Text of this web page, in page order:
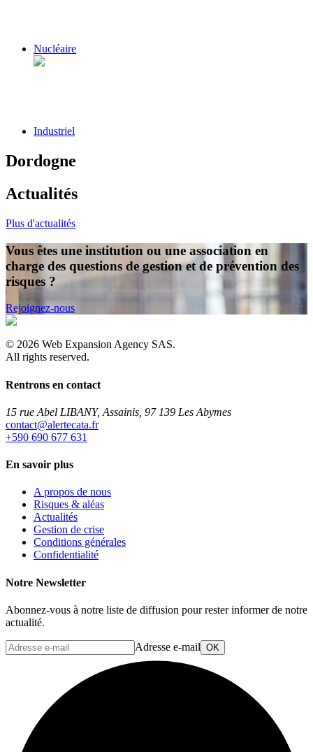
Nucléaire
Industriel
Dordogne
Actualités
Plus d'actualités
Vous êtes une institution ou une association en
charge des questions de gestion et de prévention des
risques ?
Rejoignez-nous
© 2026 Web Expansion Agency SAS.
All rights reserved.
Rentrons en contact
15 rue Abel LIBANY, Assainis, 97 139 Les Abymes
rf.atacetrela@tcatnoc
+590 690 677 631
En savoir plus
A propos de nous
Risques & aléas
Actualités
Gestion de crise
Conditions générales
Confidentialité
Notre Newsletter
Abonnez-vous à notre liste de diffusion pour rester informer de notre
actualité.
Adresse e-mail